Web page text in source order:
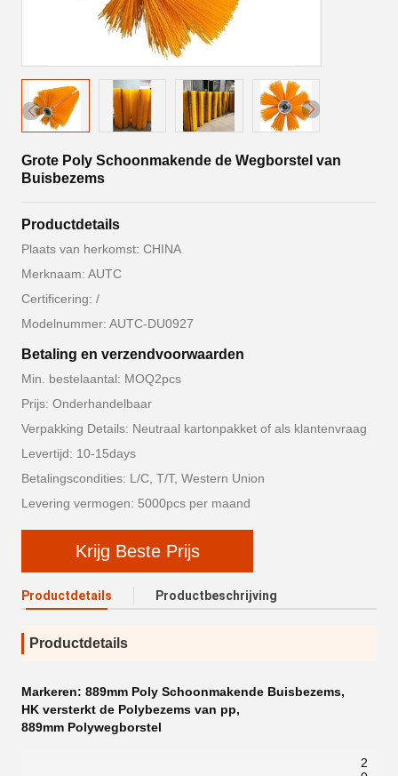
Grote Poly Schoonmakende de Wegborstel van
Buisbezems
Productdetails
Plaats van herkomst: CHINA
Merknaam: AUTC
Certificering: /
Modelnummer: AUTC-DU0927
Betaling en verzendvoorwaarden
Min. bestelaantal: MOQ2pcs
Prijs: Onderhandelbaar
Verpakking Details: Neutraal kartonpakket of als klantenvraag
Levertijd: 10-15days
Betalingscondities: L/C, T/T, Western Union
Levering vermogen: 5000pcs per maand
Krijg Beste Prijs
Productdetails Productbeschrijving
Productdetails
Markeren: 889mm Poly Schoonmakende Buisbezems,
HK versterkt de Polybezems van pp,
889mm Polywegborstel
2